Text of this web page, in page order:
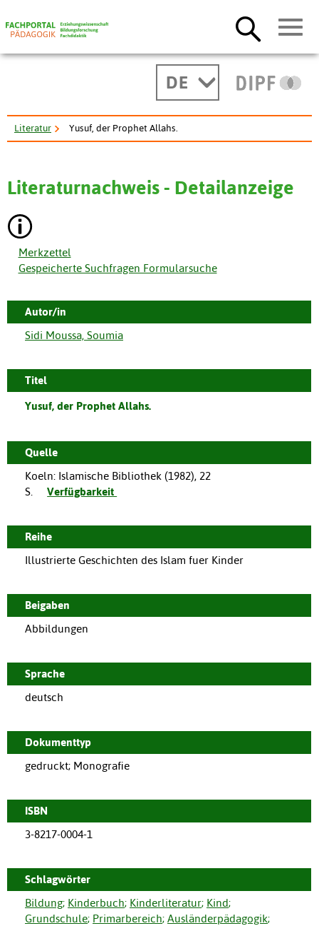
DE
Literatur Yusuf, der Prophet Allahs.
Literaturnachweis - Detailanzeige
Merkzettel
Gespeicherte Suchfragen Formularsuche
Autor/in
Sidi Moussa, Soumia
Titel
Yusuf, der Prophet Allahs.
Quelle
Koeln: Islamische Bibliothek (1982), 22
S.
Verfügbarkeit
Reihe
Illustrierte Geschichten des Islam fuer Kinder
Beigaben
Abbildungen
Sprache
deutsch
Dokumenttyp
gedruckt; Monografie
ISBN
3-8217-0004-1
Schlagwörter
Bildung; Kinderbuch; Kinderliteratur; Kind;
Grundschule; Primarbereich; Ausländerpädagogik;